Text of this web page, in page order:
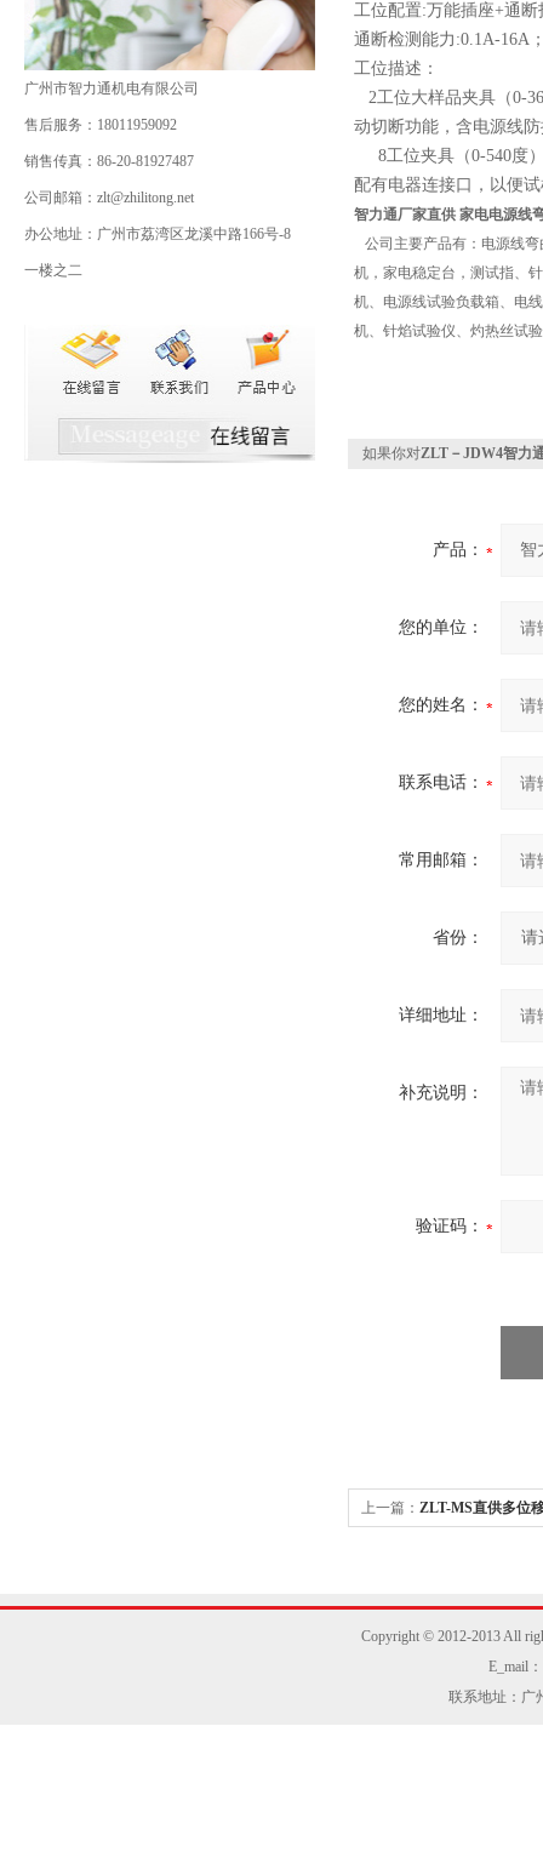
广州市智力通机电有限公司
售后服务：18011959092
销售传真：86-20-81927487
公司邮箱：zlt@zhilitong.net
办公地址：广州市荔湾区龙溪中路166号-8
一楼之二
工位配置:万能插座+通断
通断检测能力:0.1A-16A
工位描述：
2工位大样品夹具（0-
动切断功能，含电源线
8工位夹具（0-540度
配有电器连接口，以便
智力通厂家直供 家电电源线
公司主要产品有：电源线
机，家电稳定台，测试指、
机、电源线试验负载箱、电
机、针焰试验仪、灼热丝试
如果你对ZLT－JDW4智力
产品：
您的单位：
您的姓名：
联系电话：
常用邮箱：
省份：
详细地址：
补充说明：
验证码：
上一篇： ZLT-MS直供多位
Copyright © 2012-2013 All
E_mail
联系地址：广